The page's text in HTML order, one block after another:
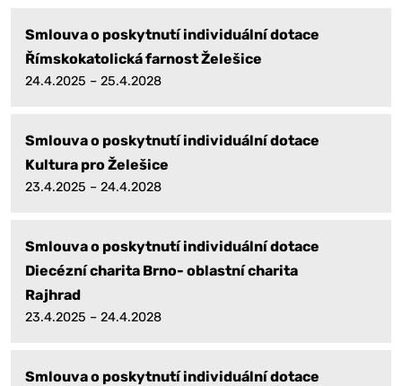
Smlouva o poskytnutí individuální dotace
Římskokatolická farnost Želešice
24.4.2025 – 25.4.2028
Smlouva o poskytnutí individuální dotace
Kultura pro Želešice
23.4.2025 – 24.4.2028
Smlouva o poskytnutí individuální dotace
Diecézní charita Brno- oblastní charita
Rajhrad
23.4.2025 – 24.4.2028
Smlouva o poskytnutí individuální dotace